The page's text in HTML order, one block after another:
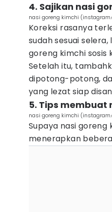
4. Sajikan nasi
nasi goreng kimchi
Koreksi rasanya
sudah sesuai
goreng kimchi sosis
Setelah itu,
dipotong-potong,
yang lezat siap
5. Tips membuat
nasi goreng kimchi
Supaya nasi
menerapkan